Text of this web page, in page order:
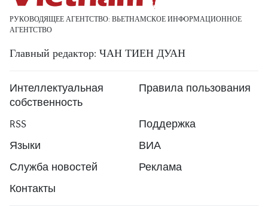
РУКОВОДЯЩЕЕ АГЕНТСТВО: ВЬЕТНАМСКОЕ ИНФОРМАЦИОННОЕ
АГЕНТСТВО
Главный редактор: ЧАН ТИЕН ДУАН
Интеллектуальная
собственность
Правила пользования
RSS
Поддержка
Языки
ВИА
Служба новостей
Реклама
Контакты